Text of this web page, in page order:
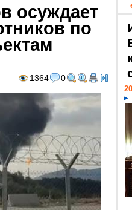
осуждает
по
1364 0